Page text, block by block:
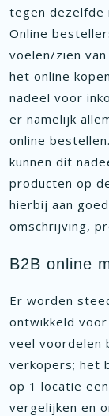
tegen dezelfde
Online
voelen/zien
het online
nadeel voor
er namelijk
online
kunnen dit
producten op
hierbij aan
omschrijving,
B2B online
Er worden
ontwikkeld voor
veel voordelen
verkopers; het
op 1 locatie
vergelijken en